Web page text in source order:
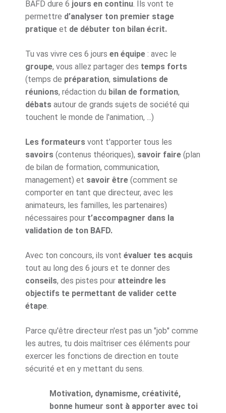
BAFD dure 6 jours en continu . Ils vont te
permettre d’analyser ton premier stage
pratique et de débuter ton bilan écrit.
Tu vas vivre ces 6 jours en équipe : avec le
groupe, vous allez partager des temps forts
(temps de préparation, simulations de
réunions, rédaction du bilan de formation,
débats autour de grands sujets de société qui
touchent le monde de l'animation, ...)
Les formateurs vont t'apporter tous les
savoirs (contenus théoriques), savoir faire (plan
de bilan de formation, communication,
management) et savoir être (comment se
comporter en tant que directeur, avec les
animateurs, les familles, les partenaires)
nécessaires pour t’accompagner dans la
validation de ton BAFD.
Avec ton concours, ils vont évaluer tes acquis
tout au long des 6 jours et te donner des
conseils, des pistes pour atteindre les
objectifs te permettant de valider cette
étape
Parce qu'être directeur n'est pas un "job" comme
les autres, tu dois maîtriser ces éléments pour
exercer les fonctions de direction en toute
sécurité et en y mettant du sens.
Motivation, dynamisme, créativité,
bonne humeur sont à apporter avec toi